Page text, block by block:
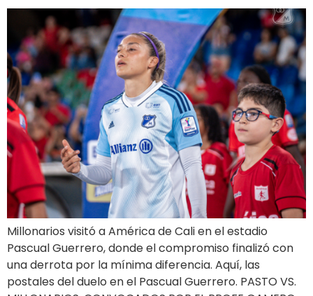
Millonarios visitó a América de Cali en el estadio
Pascual Guerrero, donde el compromiso finalizó con
una derrota por la mínima diferencia. Aquí, las
postales del duelo en el Pascual Guerrero. PASTO VS.